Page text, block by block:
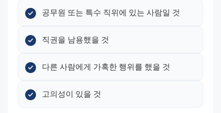
공무원 또는 특수 직위에 있는 사람일 것
직권을 남용했을 것
다른 사람에게 가혹한 행위를 했을 것
고의성이 있을 것